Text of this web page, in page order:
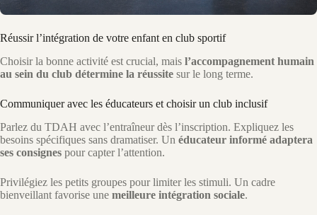
Réussir l’intégration de votre enfant en club sportif
Choisir la bonne activité est crucial, mais l’accompagnement humain
au sein du club détermine la réussite sur le long terme.
Communiquer avec les éducateurs et choisir un club inclusif
Parlez du TDAH avec l’entraîneur dès l’inscription. Expliquez les
besoins spécifiques sans dramatiser. Un éducateur informé adaptera
ses consignes pour capter l’attention.
Privilégiez les petits groupes pour limiter les stimuli. Un cadre
bienveillant favorise une meilleure intégration sociale.